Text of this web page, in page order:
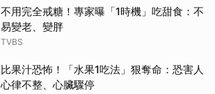
不用完全戒糖！專家曝「1時機」吃甜食：不
易變老、變胖
TVBS
比果汁恐怖！「水果1吃法」狠奪命：恐害人
心律不整、心臟驟停